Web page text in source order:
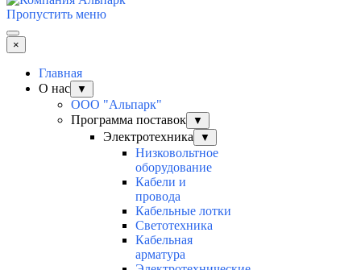
Пропустить меню
×
Главная
О нас
▼
ООО "Альпарк"
Программа поставок
▼
Электротехника ▼
Низковольтное
оборудование
Кабели и
провода
Кабельные лотки
Светотехника
Кабельная
арматура